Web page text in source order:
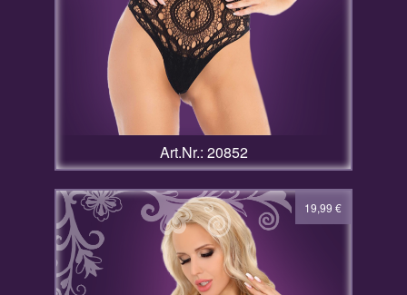
Art.Nr.: 20852
19,99 €